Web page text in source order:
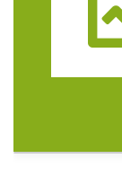
3.10 km